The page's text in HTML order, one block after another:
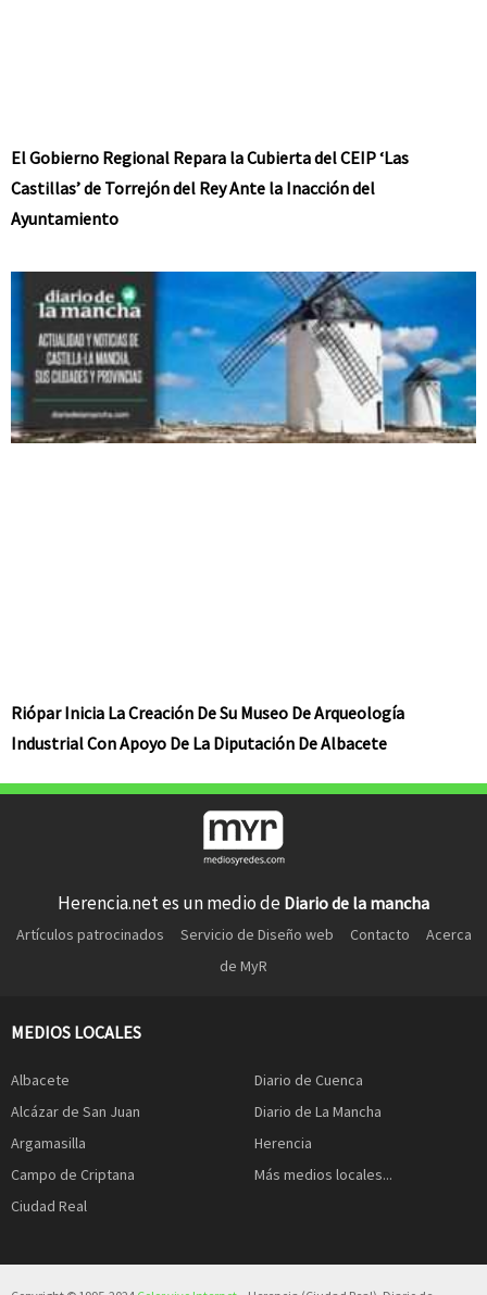
El Gobierno Regional Repara la Cubierta del CEIP ‘Las
Castillas’ de Torrejón del Rey Ante la Inacción del
Ayuntamiento
Riópar Inicia La Creación De Su Museo De Arqueología
Industrial Con Apoyo De La Diputación De Albacete
Herencia.net es un medio de Diario de la mancha
Artículos patrocinados Servicio de Diseño web Contacto
Acerca
de MyR
MEDIOS LOCALES
Albacete
Alcázar de San Juan
Argamasilla
Campo de Criptana
Ciudad Real
Diario de Cuenca
Diario de La Mancha
Herencia
Más medios locales...